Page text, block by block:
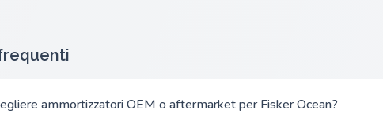
ammortizzatori OEM o aftermarket per Fisker Ocean?